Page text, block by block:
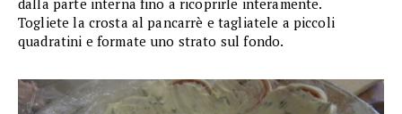
dalla parte interna fino a ricoprirle interamente.
Togliete la crosta al pancarrè e tagliatele a piccoli
quadratini e formate uno strato sul fondo.